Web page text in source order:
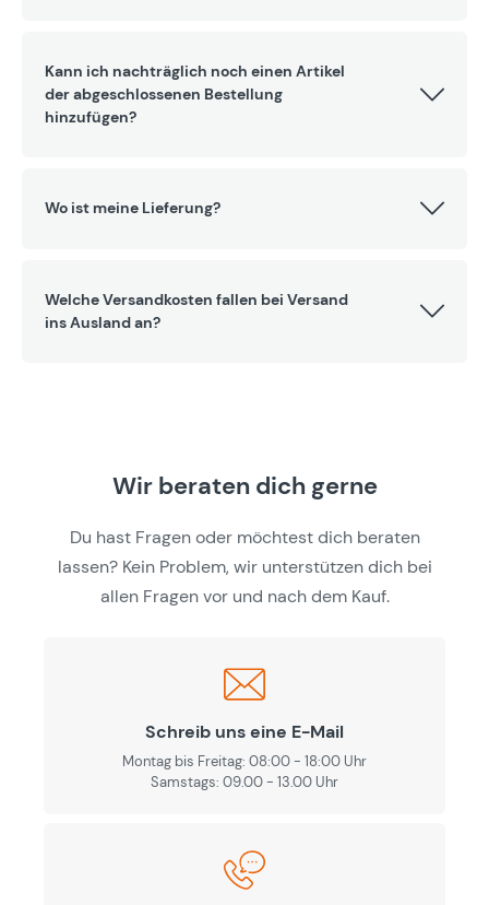
Kann ich nachträglich noch einen Artikel
der abgeschlossenen Bestellung
hinzufügen?
Wo ist meine Lieferung?
Welche Versandkosten fallen bei Versand
ins Ausland an?
Wir beraten dich gerne
Du hast Fragen oder möchtest dich beraten
lassen? Kein Problem, wir unterstützen dich bei
allen Fragen vor und nach dem Kauf.
Schreib uns eine E-Mail
Montag bis Freitag: 08:00 - 18:00 Uhr
Samstags: 09.00 - 13.00 Uhr